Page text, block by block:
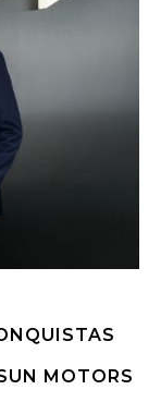
MOTORS